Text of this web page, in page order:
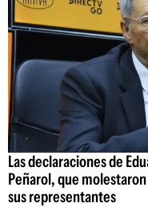
Las declaraciones de
Peñarol, que molestaron
sus representantes